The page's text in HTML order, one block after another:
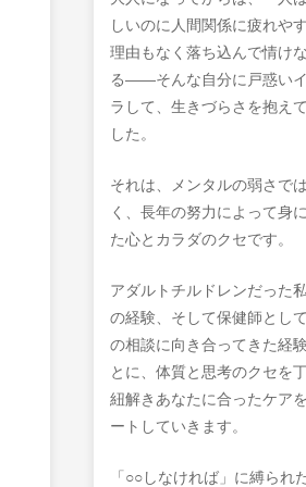
しいのに人間関係に疲れやす
理由もなく落ち込んで情け
る――そんな自分に戸惑い
ラして、生きづらさを抱え
した。
それは、メンタルの弱さで
く、長年の努力によって身
た心とカラダのクセです。
アダルトチルドレンだった
の経験、そして保健師とし
の相談に向き合ってきた経
とに、体質と思考のクセを
紐解きあなたに合ったケア
ートしていきます。
「○○しなければ」に縛られ